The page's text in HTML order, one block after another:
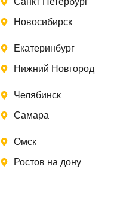
Новосибирск
Екатеринбург
Нижний Новгород
Челябинск
Самара
Омск
Ростов на дону